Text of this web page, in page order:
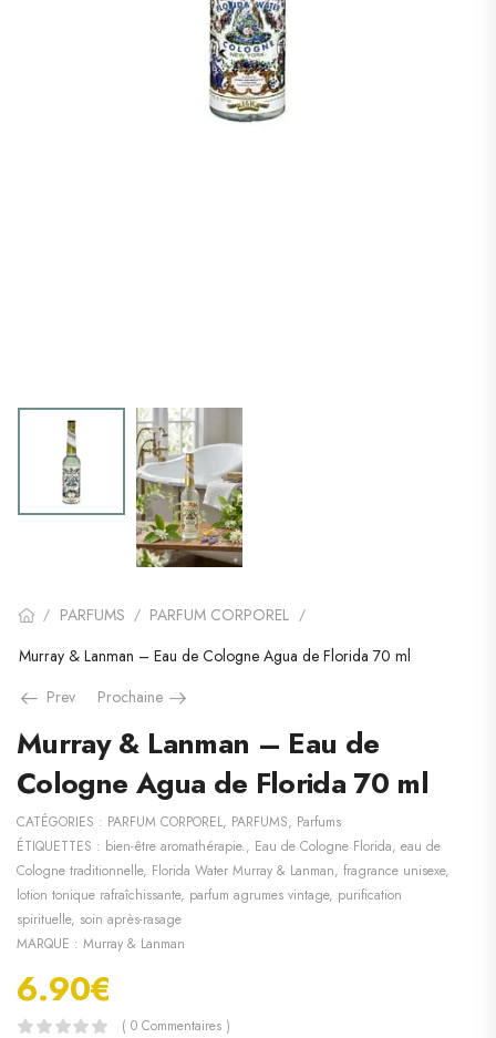
/ PARFUMS / PARFUM CORPOREL /
Murray & Lanman – Eau de Cologne Agua de Florida 70 ml
Prev
Prochaine
Murray & Lanman – Eau de
Cologne Agua de Florida 70 ml
CATÉGORIES : PARFUM CORPOREL, PARFUMS, Parfums
ÉTIQUETTES : bien-être aromathérapie., Eau de Cologne Florida, eau de
Cologne traditionnelle, Florida Water Murray & Lanman, fragrance unisexe,
lotion tonique rafraîchissante, parfum agrumes vintage, purification
spirituelle, soin après-rasage
MARQUE : Murray & Lanman
6.90€
( 0 Commentaires )